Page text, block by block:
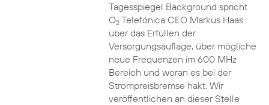
Tagesspiegel Background spricht
O2Telefónica CEO Markus Haas
über das Erfüllen der
Versorgungsauflage, über mögliche
neue Frequenzen im 600 MHz
Bereich und woran es bei der
Strompreisbremse hakt. Wir
veröffentlichen an dieser Stelle